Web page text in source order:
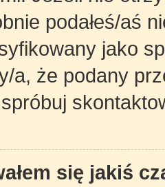
podałeś/aś
jako
a, że podany
spróbuj
się jakiś